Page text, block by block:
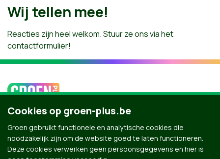
Wij tellen mee!
Reacties zijn heel welkom. Stuur ze ons via het
contactformulier!
Groen.be
Cookies op groen-plus.be
Groen gebruikt functionele en analytische cookies die
noodzakelijk zijn om de website goed te laten functioneren.
Deze cookies verwerken geen persoonsgegevens en hier is